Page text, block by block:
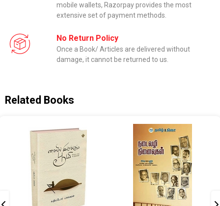
mobile wallets, Razorpay provides the most
extensive set of payment methods.
No Return Policy
Once a Book/ Articles are delivered without
damage, it cannot be returned to us.
Related Books